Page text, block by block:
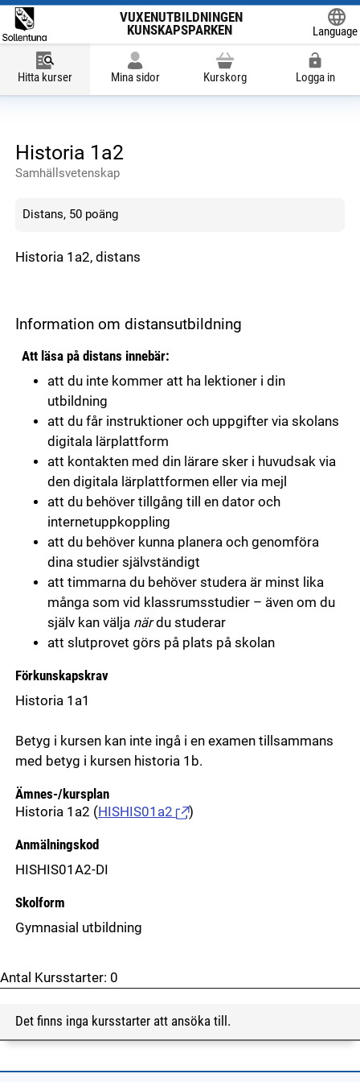
VUXENUTBILDNINGEN
KUNSKAPSPARKEN
Language
Hitta kurser Mina sidor Kurskorg Logga in
Historia 1a2
Samhällsvetenskap
Distans, 50 poäng
Historia 1a2, distans
Information om distansutbildning
Att läsa på distans innebär:
att du inte kommer att ha lektioner i din
utbildning
att du får instruktioner och uppgifter via skolans
digitala lärplattform
att kontakten med din lärare sker i huvudsak via
den digitala lärplattformen eller via mejl
att du behöver tillgång till en dator och
internetuppkoppling
att du behöver kunna planera och genomföra
dina studier självständigt
att timmarna du behöver studera är minst lika
många som vid klassrumsstudier – även om du
själv kan välja närdu studerar
att slutprovet görs på plats på skolan
Förkunskapskrav
Historia 1a1
Betyg i kursen kan inte ingå i en examen tillsammans
med betyg i kursen historia 1b.
Ämnes-/kursplan
Historia 1a2 (HISHIS01a2 )
Anmälningskod
HISHIS01A2-DI
Skolform
Gymnasial utbildning
Antal Kursstarter: 0
Det finns inga kursstarter att ansöka till.